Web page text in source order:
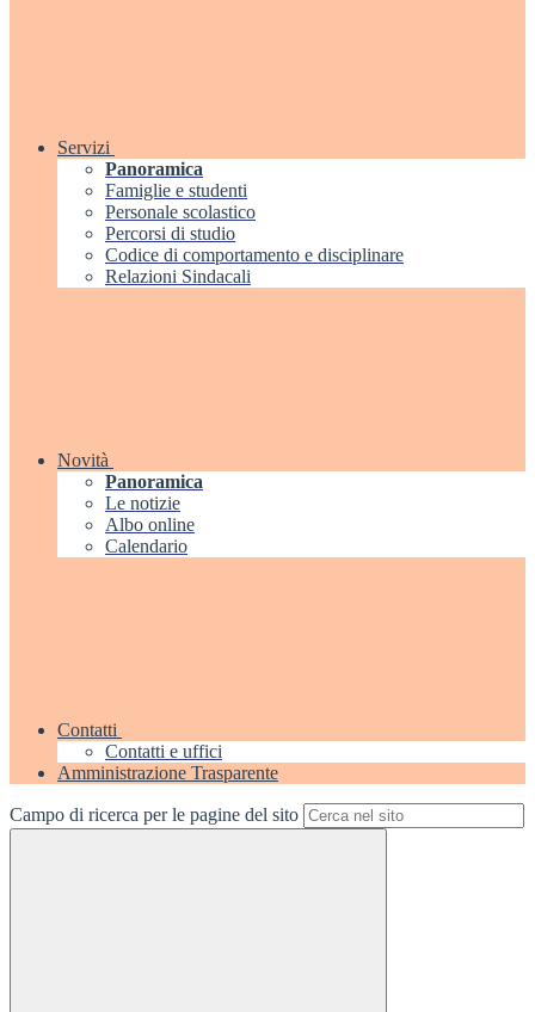
Servizi
Panoramica
Famiglie e studenti
Personale scolastico
Percorsi di studio
Codice di comportamento e disciplinare
Relazioni Sindacali
Novità
Panoramica
Le notizie
Albo online
Calendario
Contatti
Contatti e uffici
Amministrazione Trasparente
Campo di ricerca per le pagine del sito